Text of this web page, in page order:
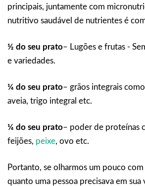
principais, juntamente com
nutritivo saudável de nutrientes é
½ do seu prato– Lugões e frutas -
e variedades.
¼ do seu prato– grãos integrais
aveia, trigo integral etc.
¼ do seu prato– poder de proteínas
feijões, peixe, ovo etc.
Portanto, se olharmos um pouco
quanto uma pessoa precisava em sua